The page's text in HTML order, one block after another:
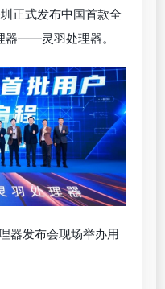
正式发布中国首款全
器——灵羽处理器。
器发布会现场举办用